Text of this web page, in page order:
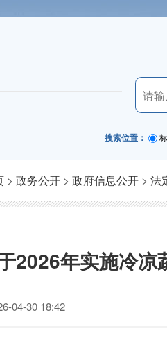
搜索位置：
> 政务公开 > 政府信息公开 > 法
于2026年实施冷
04-30 18:42